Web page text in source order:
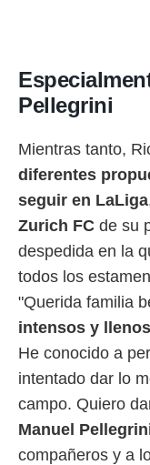
Pellegrini
Mientras tanto,
diferentes
seguir en LaLiga
Zurich FC de su
despedida en la
todos los
"Querida familia
intensos y
He conocido a
intentado dar lo
campo. Quiero
Manuel
compañeros y a